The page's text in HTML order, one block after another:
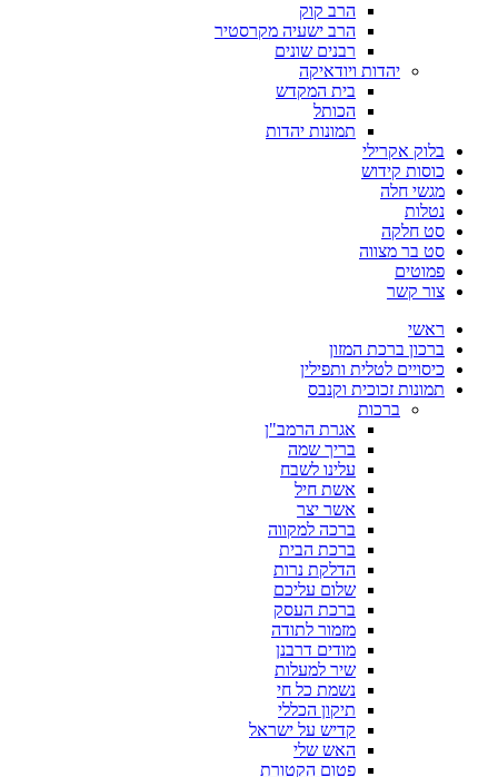
הרב קוק
הרב ישעיה מקרסטיר
רבנים שונים
יהדות ויודאיקה
בית המקדש
הכותל
תמונות יהדות
בלוק אקרילי
כוסות קידוש
מגשי חלה
נטלות
סט חלקה
סט בר מצווה
פמוטים
צור קשר
ראשי
ברכון ברכת המזון
כיסויים לטלית ותפילין
תמונות זכוכית וקנבס
ברכות
אגרת הרמב"ן
בריך שמה
עלינו לשבח
אשת חיל
אשר יצר
ברכה למקווה
ברכת הבית
הדלקת נרות
שלום עליכם
ברכת העסק
מזמור לתודה
מודים דרבנן
שיר למעלות
נשמת כל חי
תיקון הכללי
קדיש על ישראל
האש שלי
פטום הקטורת